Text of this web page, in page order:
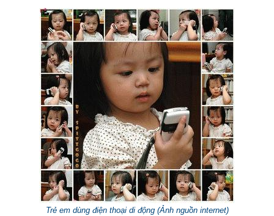
Trẻ em dùng điện thoại di động (Ảnh nguồn internet)